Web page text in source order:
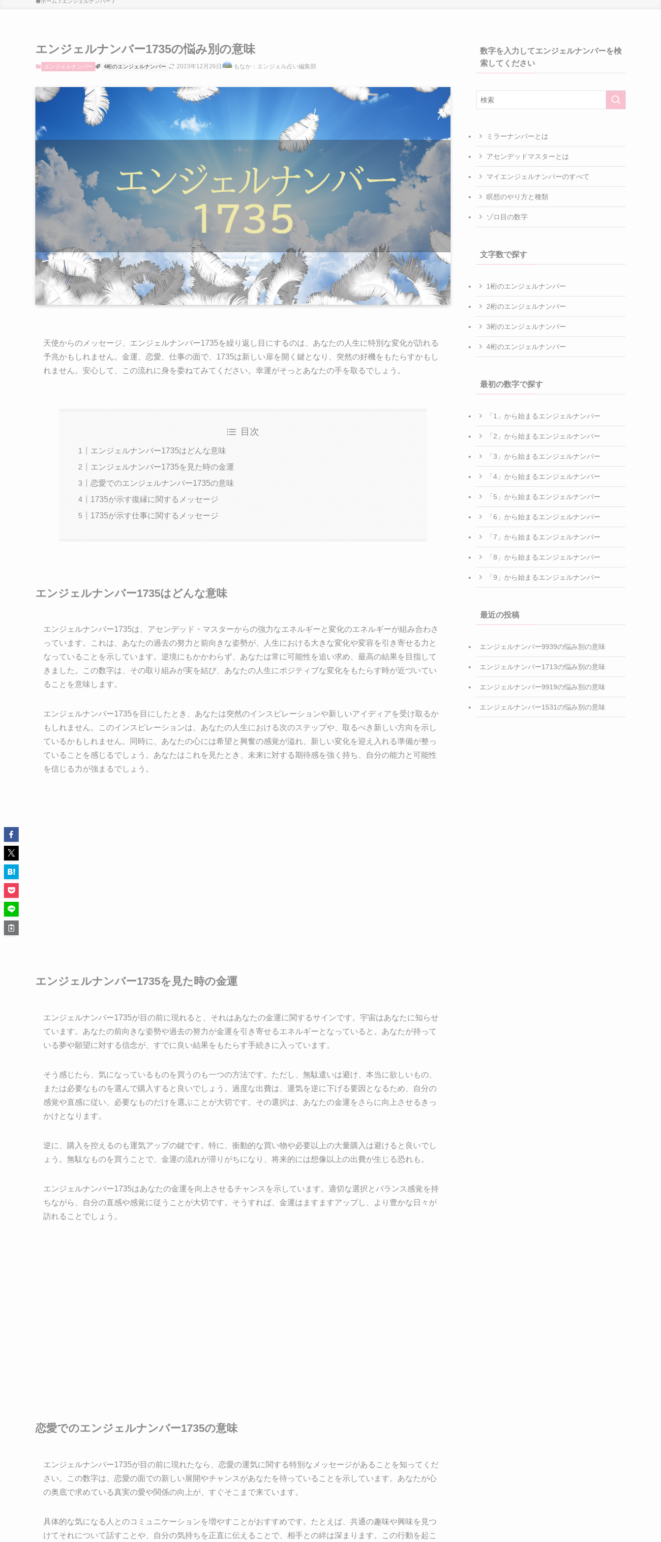
エンジェルナンバー1735の悩み別の意味
エンジェルナンバー 4桁のエンジェルナンバー 2023年12月26日 もなか：エンジェル占い編集部
天使からのメッセージ、エンジェルナンバー1735を繰り返し目にするのは、あなたの人生に特別な変化が訪れる
予兆かもしれません。金運、恋愛、仕事の面で、1735は新しい扉を開く鍵となり、突然の好機をもたらすかもし
れません。安心して、この流れに身を委ねてみてください。幸運がそっとあなたの手を取るでしょう。
目次
エンジェルナンバー1735はどんな意味
エンジェルナンバー1735を見た時の金運
恋愛でのエンジェルナンバー1735の意味
1735が示す復縁に関するメッセージ
1735が示す仕事に関するメッセージ
エンジェルナンバー1735はどんな意味
エンジェルナンバー1735は、アセンデッド・マスターからの強力なエネルギーと変化のエネルギーが組み合わさ
っています。これは、あなたの過去の努力と前向きな姿勢が、人生における大きな変化や変容を引き寄せる力と
なっていることを示しています。逆境にもかかわらず、あなたは常に可能性を追い求め、最高の結果を目指して
きました。この数字は、その取り組みが実を結び、あなたの人生にポジティブな変化をもたらす時が近づいてい
ることを意味します。
エンジェルナンバー1735を目にしたとき、あなたは突然のインスピレーションや新しいアイディアを受け取るか
もしれません。このインスピレーションは、あなたの人生における次のステップや、取るべき新しい方向を示し
ているかもしれません。同時に、あなたの心には希望と興奮の感覚が溢れ、新しい変化を迎え入れる準備が整っ
ていることを感じるでしょう。あなたはこれを見たとき、未来に対する期待感を強く持ち、自分の能力と可能性
を信じる力が強まるでしょう。
エンジェルナンバー1735を見た時の金運
エンジェルナンバー1735が目の前に現れると、それはあなたの金運に関するサインです。宇宙はあなたに知らせ
ています。あなたの前向きな姿勢や過去の努力が金運を引き寄せるエネルギーとなっていると。あなたが持って
いる夢や願望に対する信念が、すでに良い結果をもたらす手続きに入っています。
そう感じたら、気になっているものを買うのも一つの方法です。ただし、無駄遣いは避け、本当に欲しいもの、
または必要なものを選んで購入すると良いでしょう。過度な出費は、運気を逆に下げる要因となるため、自分の
感覚や直感に従い、必要なものだけを選ぶことが大切です。その選択は、あなたの金運をさらに向上させるきっ
かけとなります。
逆に、購入を控えるのも運気アップの鍵です。特に、衝動的な買い物や必要以上の大量購入は避けると良いでし
ょう。無駄なものを買うことで、金運の流れが滞りがちになり、将来的には想像以上の出費が生じる恐れも。
エンジェルナンバー1735はあなたの金運を向上させるチャンスを示しています。適切な選択とバランス感覚を持
ちながら、自分の直感や感覚に従うことが大切です。そうすれば、金運はますますアップし、より豊かな日々が
訪れることでしょう。
恋愛でのエンジェルナンバー1735の意味
エンジェルナンバー1735が目の前に現れたなら、恋愛の運気に関する特別なメッセージがあることを知ってくだ
さい。この数字は、恋愛の面での新しい展開やチャンスがあなたを待っていることを示しています。あなたが心
の奥底で求めている真実の愛や関係の向上が、すぐそこまで来ています。
具体的な気になる人とのコミュニケーションを増やすことがおすすめです。たとえば、共通の趣味や興味を見つ
けてそれについて話すことや、自分の気持ちを正直に伝えることで、相手との絆は深まります。この行動を起こ
数字を入力してエンジェルナンバーを検
索してください
ミラーナンバーとは
アセンデッドマスターとは
マイエンジェルナンバーのすべて
瞑想のやり方と種類
ゾロ目の数字
文字数で探す
1桁のエンジェルナンバー
2桁のエンジェルナンバー
3桁のエンジェルナンバー
4桁のエンジェルナンバー
最初の数字で探す
「1」から始まるエンジェルナンバー
「2」から始まるエンジェルナンバー
「3」から始まるエンジェルナンバー
「4」から始まるエンジェルナンバー
「5」から始まるエンジェルナンバー
「6」から始まるエンジェルナンバー
「7」から始まるエンジェルナンバー
「8」から始まるエンジェルナンバー
「9」から始まるエンジェルナンバー
最近の投稿
エンジェルナンバー9939の悩み別の意味
エンジェルナンバー1713の悩み別の意味
エンジェルナンバー9919の悩み別の意味
エンジェルナンバー1531の悩み別の意味